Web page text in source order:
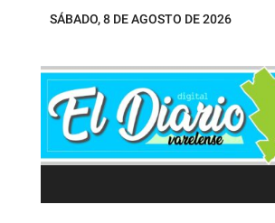
SÁBADO, 8 DE AGOSTO DE 2026